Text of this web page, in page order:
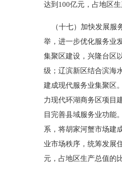
达到100亿元，占地区
（十七）加快发展服
举，进一步优化服务业
集聚区建设，兴隆台区
级；辽滨新区结合滨海
建成现代服务业集聚区
力现代环湖商务区项目
目完善县域服务业功能
系，将胡家河蟹市场建
业市场秩序，统筹发展
元，占地区生产总值的